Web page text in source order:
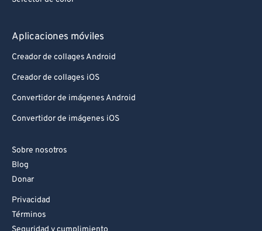
Aplicaciones móviles
Creador de collages Android
Creador de collages iOS
Convertidor de imágenes Android
Convertidor de imágenes iOS
Sobre nosotros
Blog
Donar
Privacidad
Términos